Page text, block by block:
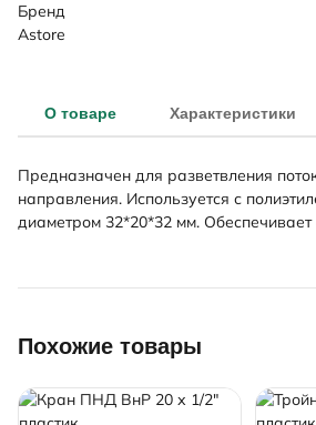
Бренд
Astore
О товаре Характеристики
Предназначен для разветвления
направления. Используется с
диаметром 32*20*32 мм. Обеспечивает
Похожие товары